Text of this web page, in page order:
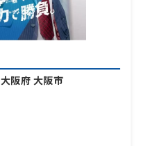
大阪府 大阪市